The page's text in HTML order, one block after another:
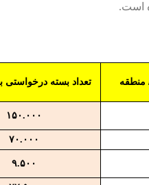
است.
تعداد بسته درخواستی
۱۵۰.۰۰۰
۷۰.۰۰۰
۹.۵۰۰